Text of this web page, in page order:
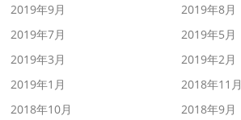
2019年9月
2019年8月
2019年7月
2019年5月
2019年3月
2019年2月
2019年1月
2018年11月
2018年10月
2018年9月